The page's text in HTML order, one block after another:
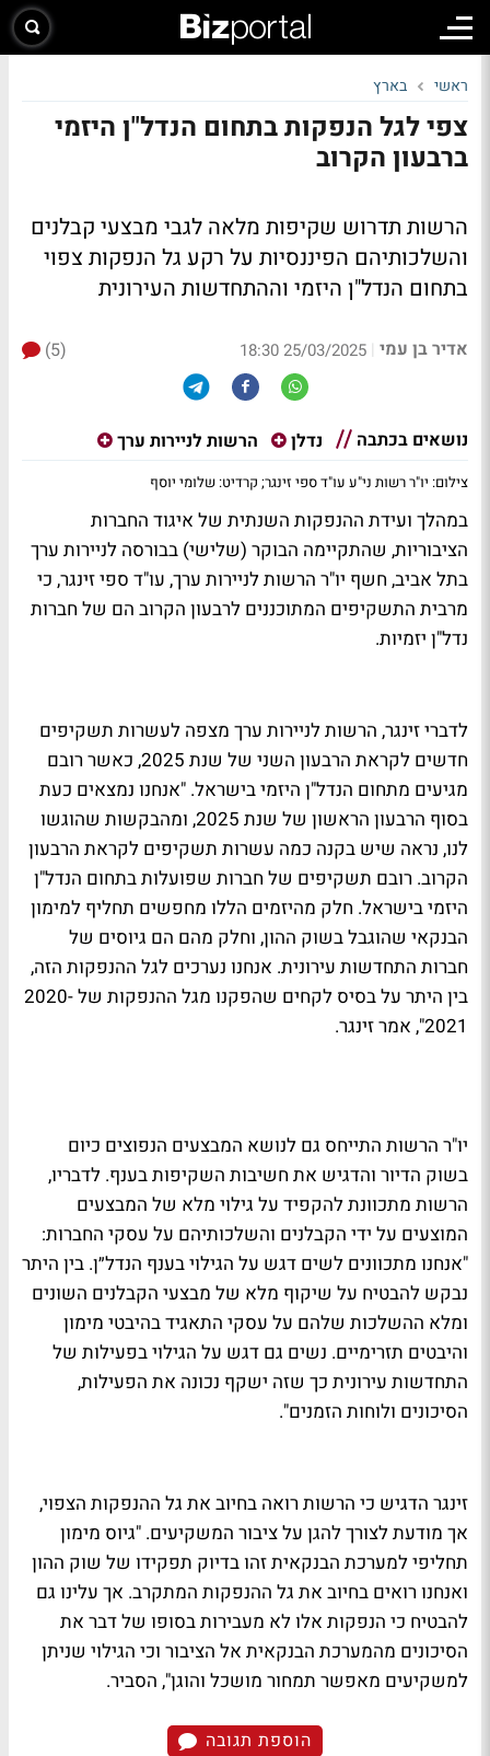
ראשי בארץ
צפי לגל הנפקות בתחום הנדל"ן היזמי
ברבעון הקרוב
הרשות תדרוש שקיפות מלאה לגבי מבצעי קבלנים
והשלכותיהם הפיננסיות על רקע גל הנפקות צפוי
בתחום הנדל"ן היזמי וההתחדשות העירונית
אדיר בן עמי |
25/03/2025 18:30
(5)
נושאים בכתבה נדלן הרשות לניירות ערך
צילום: יו"ר רשות ני"ע עו"ד ספי זינגר; קרדיט: שלומי יוסף
במהלך ועידת ההנפקות השנתית של איגוד החברות
הציבוריות, שהתקיימה הבוקר (שלישי) בבורסה לניירות ערך
בתל אביב, חשף יו"ר הרשות לניירות ערך, עו"ד ספי זינגר, כי
מרבית התשקיפים המתוכננים לרבעון הקרוב הם של חברות
נדל"ן יזמיות.
לדברי זינגר, הרשות לניירות ערך מצפה לעשרות תשקיפים
חדשים לקראת הרבעון השני של שנת 2025, כאשר רובם
מגיעים מתחום הנדל"ן היזמי בישראל. "אנחנו נמצאים כעת
בסוף הרבעון הראשון של שנת 2025, ומהבקשות שהוגשו
לנו, נראה שיש בקנה כמה עשרות תשקיפים לקראת הרבעון
הקרוב. רובם תשקיפים של חברות שפועלות בתחום הנדל"ן
היזמי בישראל. חלק מהיזמים הללו מחפשים תחליף למימון
הבנקאי שהוגבל בשוק ההון, וחלק מהם הם גיוסים של
חברות התחדשות עירונית. אנחנו נערכים לגל ההנפקות הזה,
בין היתר על בסיס לקחים שהפקנו מגל ההנפקות של 2020-
2021", אמר זינגר.
יו"ר הרשות התייחס גם לנושא המבצעים הנפוצים כיום
בשוק הדיור והדגיש את חשיבות השקיפות בענף. לדבריו,
הרשות מתכוונת להקפיד על גילוי מלא של המבצעים
המוצעים על ידי הקבלנים והשלכותיהם על עסקי החברות:
"אנחנו מתכוונים לשים דגש על הגילוי בענף הנדל״ן. בין היתר
נבקש להבטיח על שיקוף מלא של מבצעי הקבלנים השונים
ומלא ההשלכות שלהם על עסקי התאגיד בהיבטי מימון
והיבטים תזרימיים. נשים גם דגש על הגילוי בפעילות של
התחדשות עירונית כך שזה ישקף נכונה את הפעילות,
הסיכונים ולוחות הזמנים".
זינגר הדגיש כי הרשות רואה בחיוב את גל ההנפקות הצפוי,
אך מודעת לצורך להגן על ציבור המשקיעים. "גיוס מימון
תחליפי למערכת הבנקאית זהו בדיוק תפקידו של שוק ההון
ואנחנו רואים בחיוב את גל ההנפקות המתקרב. אך עלינו גם
להבטיח כי הנפקות אלו לא מעבירות בסופו של דבר את
הסיכונים מהמערכת הבנקאית אל הציבור וכי הגילוי שניתן
למשקיעים מאפשר תמחור מושכל והוגן", הסביר.
הוספת תגובה